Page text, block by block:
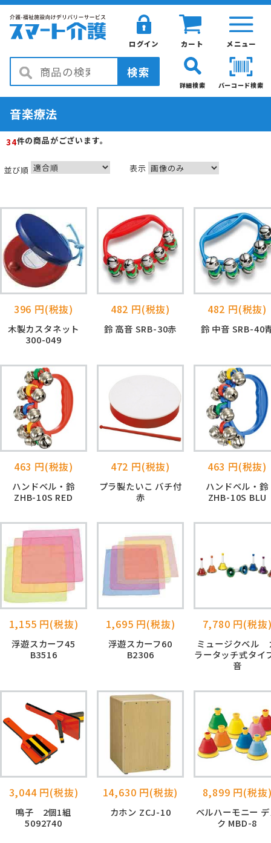
メニュー
カート
ログイン
検索
バーコード検索
詳細検索
音楽療法
34件の商品がございます。
並び順 表示
396 円(税抜)
木製カスタネット
300-049
482 円(税抜)
鈴 高音 SRB-30赤
482 円(税抜)
鈴 中音 SRB-40
463 円(税抜)
ハンドベル・鈴
ZHB-10S RED
472 円(税抜)
プラ製たいこ バチ付
赤
463 円(税抜)
ハンドベル・鈴
ZHB-10S BLU
1,155 円(税抜)
浮遊スカーフ45
B3516
1,695 円(税抜)
浮遊スカーフ60
B2306
7,780 円(税抜
ミュージクベル
ラータッチ式タイ
音
3,044 円(税抜)
鳴子 2個1組
5092740
14,630 円(税抜)
カホン ZCJ-10
8,899 円(税抜
ベルハーモニー
ク MBD-8